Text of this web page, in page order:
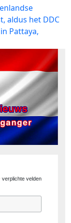
aldus het DDC
Pattaya,
verplichte velden